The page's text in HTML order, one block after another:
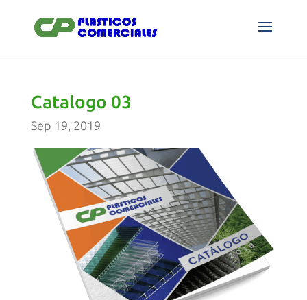
Catalogo 03
Sep 19, 2019